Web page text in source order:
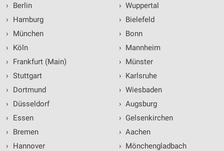
›
Berlin
›
Hamburg
›
München
›
Köln
›
Frankfurt (Main)
› Stuttgart
›
Dortmund
›
Düsseldorf
›
Essen
›
Bremen
›
Hannover
› Wuppertal
› Bielefeld
› Bonn
› Mannheim
› Münster
› Karlsruhe
› Wiesbaden
› Augsburg
› Gelsenkirchen
› Aachen
› Mönchengladbach